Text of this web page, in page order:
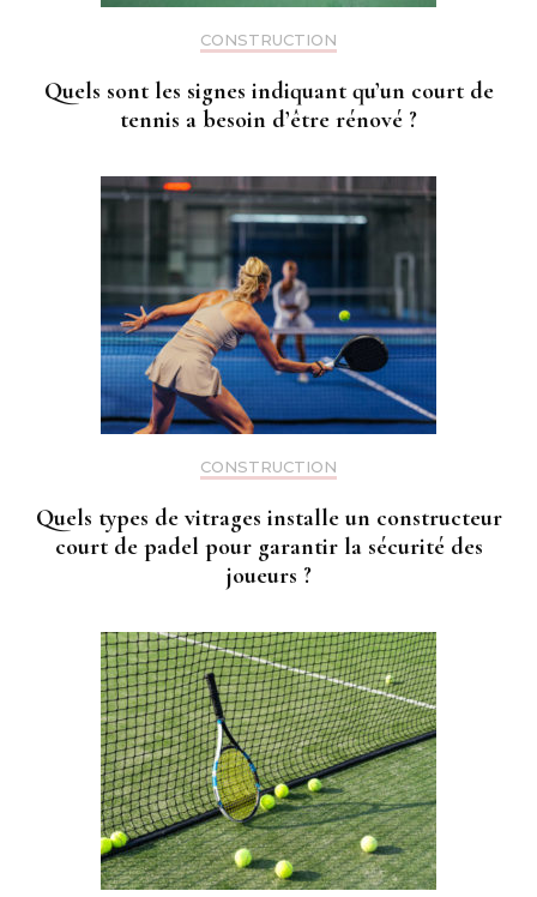
CONSTRUCTION
Quels sont les signes indiquant qu’un court de
tennis a besoin d’être rénové ?
CONSTRUCTION
Quels types de vitrages installe un constructeur
court de padel pour garantir la sécurité des
joueurs ?